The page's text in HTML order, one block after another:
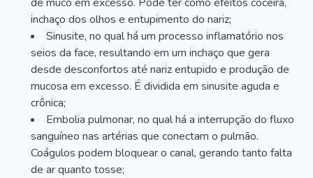
inchaço dos olhos e entupimento do nariz;
Sinusite, no qual há um processo inflamatório nos
seios da face, resultando em um inchaço que gera
desde desconfortos até nariz entupido e produção de
mucosa em excesso. É dividida em sinusite aguda e
crônica;
Embolia pulmonar, no qual há a interrupção do fluxo
sanguíneo nas artérias que conectam o pulmão.
Coágulos podem bloquear o canal, gerando tanto falta
de ar quanto tosse;